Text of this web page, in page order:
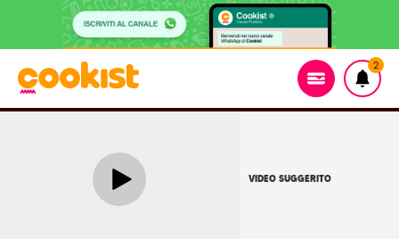
2
VIDEO SUGGERITO